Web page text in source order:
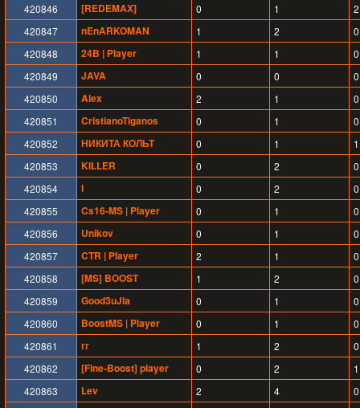
420846
[REDEMAX] 0 1
2
420847
nEnARKOMAN 1 2
0
420848
24B | Player 1 1
0
420849
JAVA 0 0
0
420850
Alex 2 1
0
420851
CristianoTiganos 0 1
0
420852
НИКИТА КОЛЬТ 0 1
1
420853
KILLER 0 2
0
420854
l 0 2
0
420855
Cs16-MS | Player 0 1
0
420856
Unikov 0 1
0
420857
CTR | Player 2 1
0
420858
[MS] BOOST 1 2
0
420859
Good3uJla 0 1
0
420860
BoostMS | Player 0 1
0
420861
гг 1 2
0
420862
[Fine-Boost] player 0 2
1
420863
Lev 2 4
0